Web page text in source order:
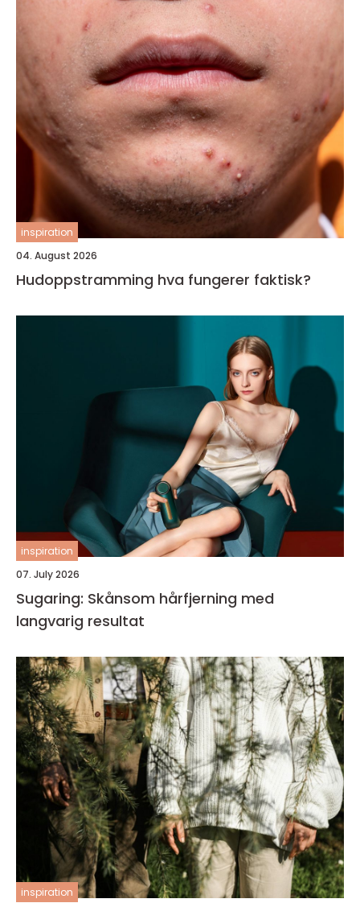
inspiration
04. August 2026
Hudoppstramming hva fungerer faktisk?
inspiration
07. July 2026
Sugaring: Skånsom hårfjerning med
langvarig resultat
inspiration